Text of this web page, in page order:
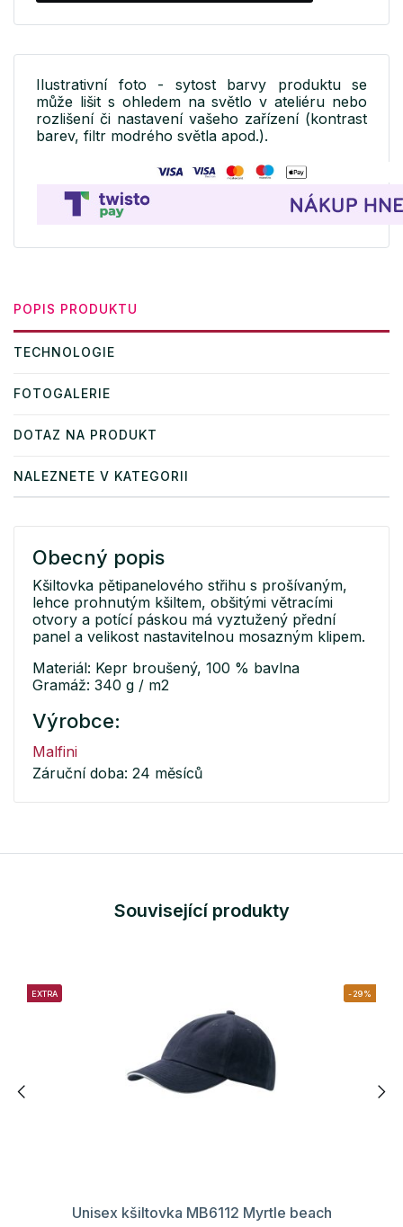
Ilustrativní foto - sytost barvy produktu se
může lišit s ohledem na světlo v ateliéru nebo
rozlišení či nastavení vašeho zařízení (kontrast
barev, filtr modrého světla apod.).
POPIS PRODUKTU
TECHNOLOGIE
FOTOGALERIE
DOTAZ NA PRODUKT
NALEZNETE V KATEGORII
Obecný popis
Kšiltovka pětipanelového střihu s prošívaným,
lehce prohnutým kšiltem, obšitými větracími
otvory a potící páskou má vyztužený přední
panel a velikost nastavitelnou mosazným klipem.
Materiál: Kepr broušený, 100 % bavlna
Gramáž: 340 g / m2
Výrobce:
Malfini
Záruční doba: 24 měsíců
Související produkty
EXTRA -29%
Unisex kšiltovka MB6112 Myrtle beach